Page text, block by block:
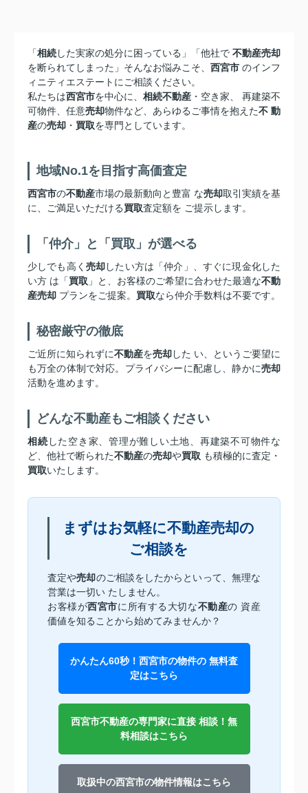
「相続した実家の処分に困っている」「他社で 不動産売却
を断られてしまった」そんなお悩みこそ、 西宮市 のインフ
ィニティエステートにご相談ください。
私たちは西宮市を中心に、 相続不動産 ・空き家、 再建築不
可物件、任意売却物件など、あらゆるご事情を抱えた不 動
産の売却 ・ 買取を専門としています。
地域No.1を目指す高価査定
西宮市の不動産市場の最新動向と豊富 な売却取引実績を基
に、ご満足いただける買取査定額を ご提示します。
「仲介」と「買取」が選べる
少しでも高く 売却 したい方は「仲介」、すぐに現金化した
い方 は「買取 」と、お客様のご希望に合わせた最適な不動
産売却 プランをご提案。 買取なら仲介手数料は不要です。
秘密厳守の徹底
ご近所に知られずに不動産を売却 した い、というご要望に
も万全の体制で対応。プライバシーに配慮し、静かに売却
活動を進めます。
どんな不動産もご相談ください
相続 した空き家、管理が難しい土地、再建築不可物件な
ど、他社で断られた不動産の売却や買取 も積極的に査定・
買取いたします。
まずはお気軽に不動産売却の
ご相談を
査定や売却のご相談をしたからといって、無理な
営業は一切い たしません。
お客様が西宮市に所有する大切な不動産の 資産
価値を知ることから始めてみませんか？
かんたん60秒！西宮市の物件の 無料査
定はこちら
西宮市不動産の専門家に直接 相談！無
料相談はこちら
取扱中の西宮市の物件情報はこちら